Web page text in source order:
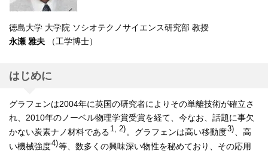
徳島大学 大学院 ソシオテクノサイエンス研究部 教授
永瀬 雅夫 （工学博士）
はじめに
グラフェンは2004年に英国の研究者によりその単離技術が確立さ
れ、2010年のノーベル物理学賞受賞を経て、今なお、話題に事欠
かない炭素ナノ材料である 1, 2) 。グラフェンは高い移動度3) 、高
い機械強度4)等、数多くの興味深い物性を秘めており、その応用